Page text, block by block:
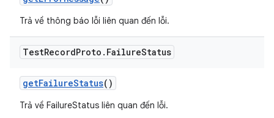
Trả về thông báo lỗi liên quan đến lỗi.
TestRecordProto . FailureStatus
getFailureStatus()
Trả về FailureStatus liên quan đến lỗi.